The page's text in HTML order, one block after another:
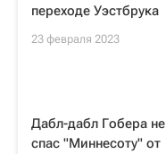
переходе Уэстбрука
23 февраля 2023
Дабл-дабл Гобера не
спас "Миннесоту" от